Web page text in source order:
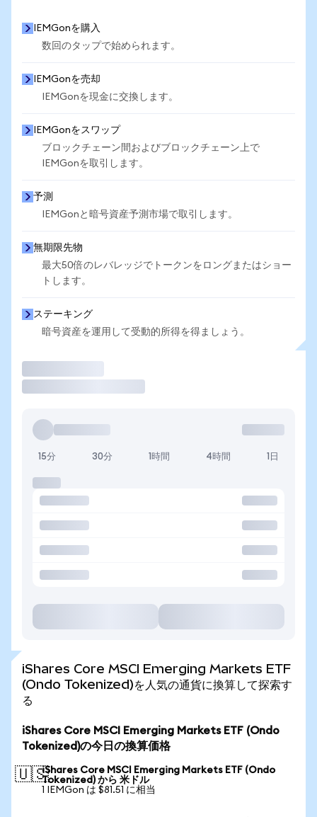
IEMGonを購入
数回のタップで始められます。
IEMGonを売却
IEMGonを現金に交換します。
IEMGonをスワップ
ブロックチェーン間およびブロックチェーン上で
IEMGonを取引します。
予測
IEMGonと暗号資産予測市場で取引します。
無期限先物
最大50倍のレバレッジでトークンをロングまたはショー
トします。
ステーキング
暗号資産を運用して受動的所得を得ましょう。
15分 30分 1時間 4時間 1日
iShares Core MSCI Emerging Markets ETF
(Ondo Tokenized)を人気の通貨に換算して探索す
る
iShares Core MSCI Emerging Markets ETF (Ondo
Tokenized)の今日の換算価格
🇺🇸iShares Core MSCI Emerging Markets ETF (Ondo
Tokenized) から 米ドル
1 IEMGon は $81.51 に相当